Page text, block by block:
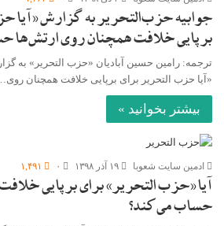
جوابیه حزب‌التحریر به گزارش «آیا
برپایی خلافت همچنان روی ارتش‌ها
«آیا حزب التحریر برای برپایی خلافت همچنان روی…
بیشتر بخوانید »
ادمین سایت شعوبا ۱۹ آذر ۱۳۹۸ ۰ ۱,۴۹۱
آیا «حزب التحریر» برای برپایی
حساب می‌کند؟